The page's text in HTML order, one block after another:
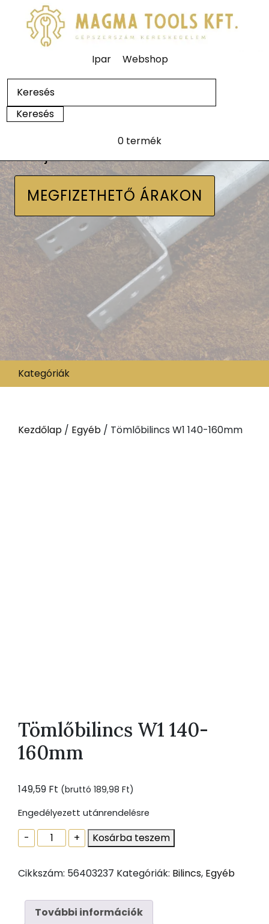
Ipar Webshop
0 termék
MEGFIZETHETŐ ÁRAKON
Kategóriák
Kezdőlap / Egyéb / Tömlőbilincs W1 140-160mm
Tömlőbilincs W1 140-
160mm
149,59 Ft (bruttó 189,98 Ft)
Engedélyezett utánrendelésre
-
Tömlőbilincs
W1
160mm
+ Kosárba teszem
Cikkszám: 56403237 Kategóriák: Bilincs, Egyéb
További információk